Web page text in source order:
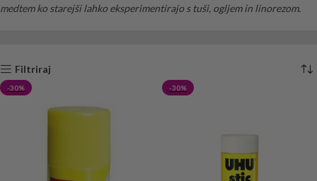
medtem ko starejši lahko eksperimentirajo s tuši, ogljem in linorezom.
Filtriraj
-30% -30%